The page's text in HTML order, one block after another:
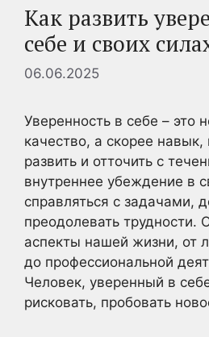
Как развить
себе и своих
06.06.2025
Уверенность в себе – это
качество, а скорее
развить и отточить с
внутреннее убеждение в
справляться с задачами,
преодолевать трудности.
аспекты нашей жизни, от
до профессиональной
Человек, уверенный в
рисковать, пробовать